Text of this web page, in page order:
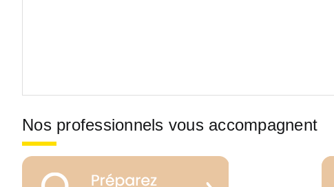
Nos professionnels vous accompagnent